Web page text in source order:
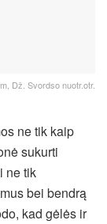
Dž. Svordso nuotr.otr.
ne tik kaip
sukurti
ne tik
bei bendrą
kad gėlės ir